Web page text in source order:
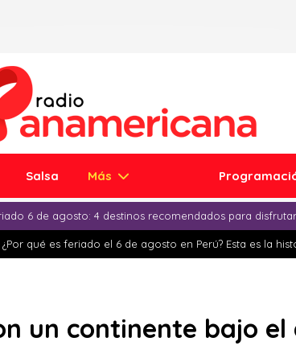
Salsa Más
6 de agosto: 4 destinos recomendados para
¿Por qué es feriado el 6 de agosto en Perú? Esta es la
un continente bajo el